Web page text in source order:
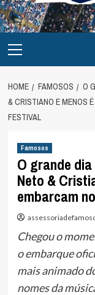
Menu
HOME FAMOSOS
O
& CRISTIANO E MENOS
FESTIVAL
Famosos
O grande
Neto &
embarcam
Chegou o
o embarque
mais animado
nomes da